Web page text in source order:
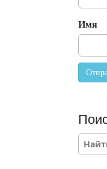
Имя
S
e